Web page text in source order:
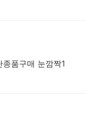
품구매 눈깜짝1